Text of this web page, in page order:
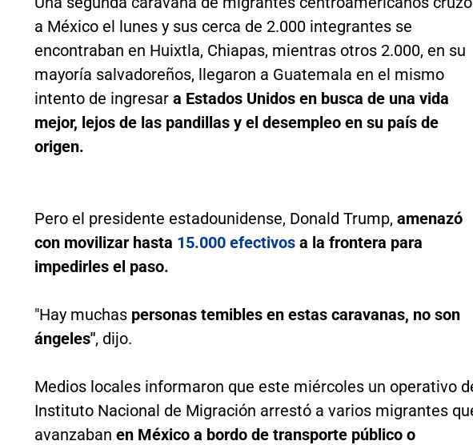
a México el lunes y sus cerca de 2.000 integrantes se
encontraban en Huixtla, Chiapas, mientras otros 2.000, en su
mayoría salvadoreños, llegaron a Guatemala en el mismo
intento de ingresar a Estados Unidos en busca de una vida
mejor, lejos de las pandillas y el desempleo en su país de
origen.
Pero el presidente estadounidense, Donald Trump, amenazó
con movilizar hasta 15.000 efectivosa la frontera para
impedirles el paso.
"Hay muchas personas temibles en estas caravanas, no son
ángeles", dijo.
Medios locales informaron que este miércoles un operativo
Instituto Nacional de Migración arrestó a varios migrantes
avanzaban en México a bordo de transporte público o